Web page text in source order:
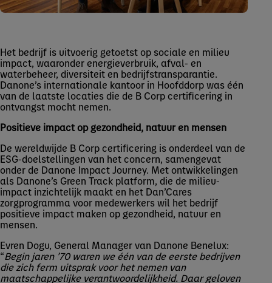
Het bedrijf is uitvoerig getoetst op sociale en milieu
impact, waaronder energieverbruik, afval- en
waterbeheer, diversiteit en bedrijfstransparantie.
Danone’s internationale kantoor in Hoofddorp was één
van de laatste locaties die de B Corp certificering in
ontvangst mocht nemen.
Positieve impact op gezondheid, natuur en mensen
De wereldwijde B Corp certificering is onderdeel van de
ESG-doelstellingen van het concern, samengevat
onder de Danone Impact Journey. Met ontwikkelingen
als Danone’s Green Track platform, die de milieu-
impact inzichtelijk maakt en het Dan’Cares
zorgprogramma voor medewerkers wil het bedrijf
positieve impact maken op gezondheid, natuur en
mensen.
Evren Dogu, General Manager van Danone Benelux:
“Begin jaren ’70 waren we één van de eerste bedrijven
die zich ferm uitsprak voor het nemen van
maatschappelijke verantwoordelijkheid. Daar geloven